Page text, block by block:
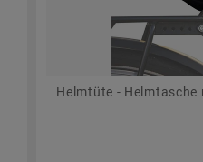
Helmtüte -